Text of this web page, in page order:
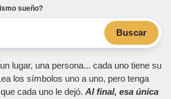
sueño?
Buscar
lugar, una persona... cada uno tiene su
los símbolos uno a uno, pero tenga
cada uno le dejó. Al final, esa única